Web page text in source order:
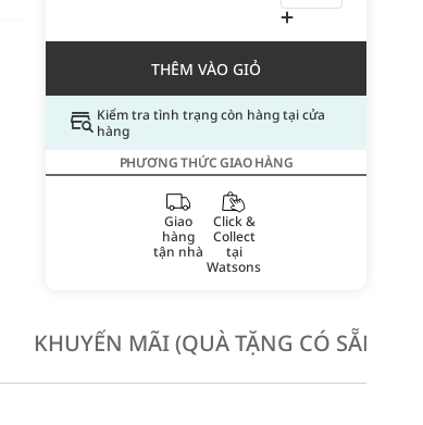
THÊM VÀO GIỎ
Kiểm tra tình trạng còn hàng tại cửa
hàng
PHƯƠNG THỨC GIAO HÀNG
Giao
hàng
tận nhà
Click &
Collect
tại
Watsons
KHUYẾN MÃI (QUÀ TẶNG CÓ SẴN